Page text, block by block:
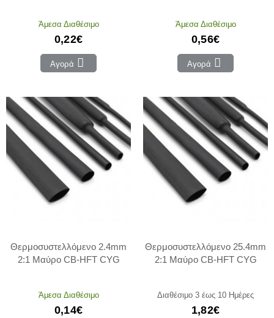
Άμεσα Διαθέσιμο
0,22€
Αγορά
Άμεσα Διαθέσιμο
0,56€
Αγορά
Θερμοσυστελλόμενο 2.4mm
2:1 Μαύρο CB-HFT CYG
Άμεσα Διαθέσιμο
0,14€
Θερμοσυστελλόμενο 25.4mm
2:1 Μαύρο CB-HFT CYG
Διαθέσιμο 3 έως 10 Ημέρες
1,82€